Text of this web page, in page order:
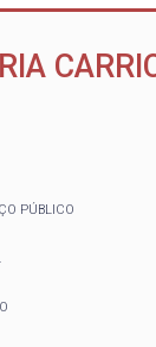
PÚBLICO